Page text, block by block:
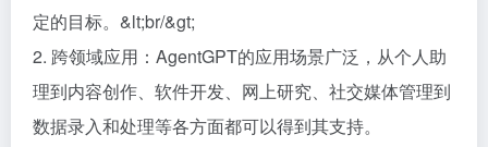
定的目标。&lt;br/&gt;
2. 跨领域应用：AgentGPT的应用场景广泛，从个人助
理到内容创作、软件开发、网上研究、社交媒体管理到
数据录入和处理等各方面都可以得到其支持。